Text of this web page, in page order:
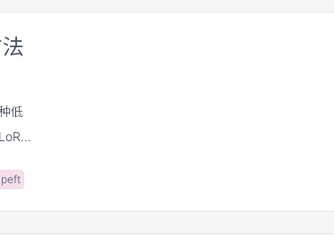
低
重
peft